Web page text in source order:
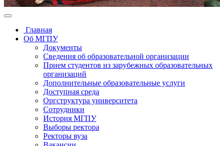
Главная
Об МГПУ
Документы
Сведения об образовательной организации
Прием студентов из зарубежных образовательных
организаций
Дополнительные образовательные услуги
Доступная среда
Оргструктура университета
Сотрудники
История МГПУ
Выборы ректора
Ректоры вуза